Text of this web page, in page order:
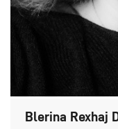
Blerina Rexhaj